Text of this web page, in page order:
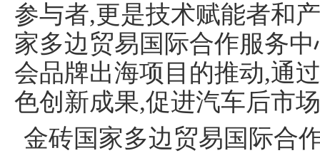
参与者,更是技术赋能者和
家多边贸易国际合作服务
会品牌出海项目的推动,通
色创新成果,促进汽车后市
金砖国家多边贸易国际合